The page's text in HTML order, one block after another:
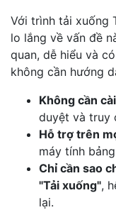
Với trình tải xuống
lo lắng về vấn đề
quan, dễ hiểu và
không cần hướng
Không cần
duyệt và truy
Hỗ trợ trên
máy tính
Chỉ cần sao
"Tải xuống",
lại.